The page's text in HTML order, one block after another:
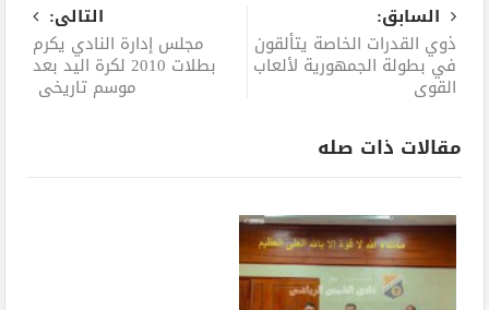
السابق:
ذوي القدرات الخاصة يتألقون
في بطولة الجمهورية لألعاب
القوى
التالى:
مجلس إدارة النادي يكرم
بطلات 2010 لكرة اليد بعد
موسم تاريخي
مقالات ذات صله